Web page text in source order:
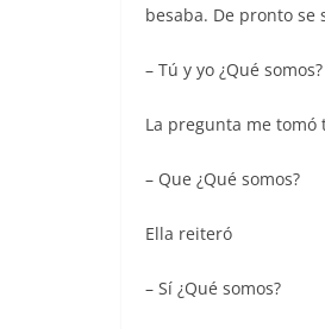
besaba. De pronto se
– Tú y yo ¿Qué somos?
La pregunta me
– Que ¿Qué somos?
Ella reiteró
– Sí ¿Qué somos?